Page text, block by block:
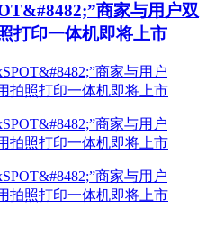
商家与用户双
打印一体机即将上市